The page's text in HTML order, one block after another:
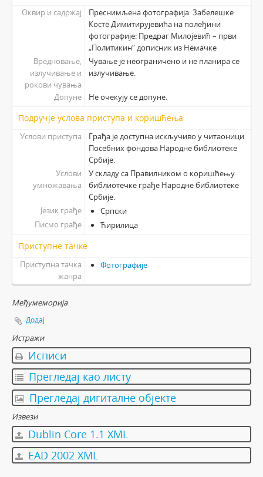
Оквир и садржај
Преснимљена фотографија. Забелешке
Косте Димитирујевића на полеђини
фотографије: Предраг Милојевић – први
„Политикин“ дописник из Немачке
Вредновање,
излучивање и
рокови чувања
Чување је неограничено и не планира се
излучивање.
Допуне Не очекују се допуне.
Подручје услова приступа и коришћења
Услови приступа
Грађа је доступна искључиво у читаоници
Посебних фондова Народне библиотеке
Србије.
Услови
умножавања
У складу са Правилником о коришћењу
библиотечке грађе Народне библиотеке
Србије.
Језик грађе
Српски
Писмо грађе
Ћирилица
Приступне тачке
Приступна тачка
жанра
Фотографије
Међумеморија
Додај
Истражи
Исписи
Прегледај као листу
Прегледај дигиталне објекте
Извези
Dublin Core 1.1 XML
EAD 2002 XML